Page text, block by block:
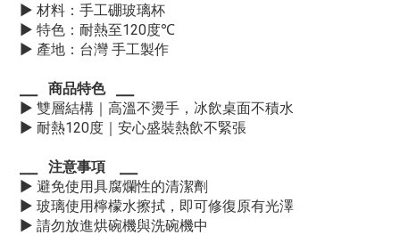
▶ 材料：手工硼玻璃杯
▶ 特色：耐熱至120度℃
▶ 產地：台灣 手工製作
商品特色
▶ 雙層結構｜高溫不燙手，冰飲桌面不積水
▶ 耐熱120度｜安心盛裝熱飲不緊張
注意事項
▶ 避免使用具腐爛性的清潔劑
▶ 玻璃使用檸檬水擦拭，即可修復原有光澤
▶ 請勿放進烘碗機與洗碗機中